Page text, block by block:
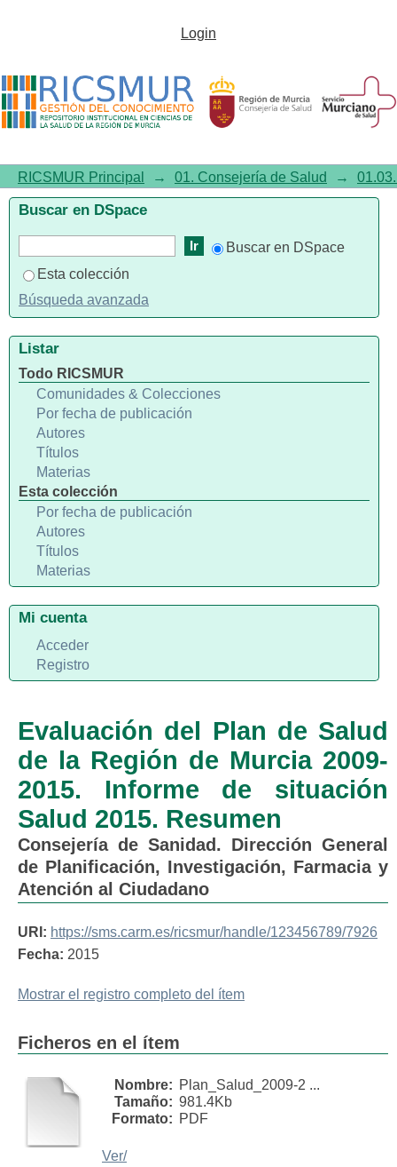
Evaluación del Plan de Salud de
Informe de situación Salud
2015. Resumen
Login
RICSMUR Principal → 01. Consejería de Salud →
Evaluación del Plan de Salud
de la Región de Murcia 2009-
2015. Informe de situación
Salud 2015. Resumen
Consejería de Sanidad. Dirección General
de Planificación, Investigación, Farmacia y
Atención al Ciudadano
URI: https://sms.carm.es/ricsmur/handle/123456789/7926
Fecha: 2015
Mostrar el registro completo del ítem
Ficheros en el ítem
Nombre: Plan_Salud_2009-2 ...
Tamaño: 981.4Kb
Formato: PDF
Ver/
Buscar en DSpace
Buscar en DSpace
Esta colección
Búsqueda avanzada
Listar
Todo RICSMUR
Comunidades & Colecciones
Por fecha de publicación
Autores
Títulos
Materias
Esta colección
Por fecha de publicación
Autores
Títulos
Materias
Mi cuenta
Acceder
Registro